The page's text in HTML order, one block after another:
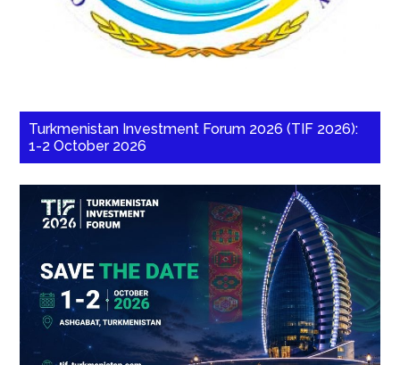
Turkmenistan Investment Forum 2026 (TIF 2026):
1-2 October 2026